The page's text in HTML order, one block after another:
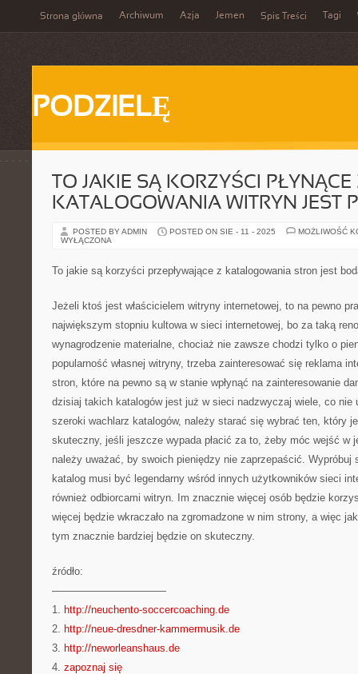
Strona główna Archiwum Azja Jemen Spis Treści Tagi
PODZIELĘ
TO JAKIE SĄ KORZYŚCI PŁYNĄCE
KATALOGOWANIA WITRYN JEST
POSTED BY ADMIN POSTED ON SIE - 11 - 2025
MOŻLIWOŚĆ
WYŁĄCZONA
To jakie są korzyści przepływające z katalogowania stron jest
Jeżeli ktoś jest właścicielem witryny internetowej, to na pewno
największym stopniu kultowa w sieci internetowej, bo za taką
wynagrodzenie materialne, chociaż nie zawsze chodzi tylko o
popularność własnej witryny, trzeba zainteresować się reklama
stron, które na pewno są w stanie wpłynąć na zainteresowanie
dzisiaj takich katalogów jest już w sieci nadzwyczaj wiele, co nie
szeroki wachlarz katalogów, należy starać się wybrać ten, który
skuteczny, jeśli jeszcze wypada płacić za to, żeby móc wejść w
należy uważać, by swoich pieniędzy nie zaprzepaścić. Wypróbuj
katalog musi być legendarny wśród innych użytkowników sieci
również odbiorcami witryn. Im znacznie więcej osób będzie
więcej będzie wkraczało na zgromadzone w nim strony, a więc
tym znacznie bardziej będzie on skuteczny.
źródło:
———————————
1. http://neuchento-soccercoaching.de
2. http://neue-dresdner-kammermusik.de
3. http://neworleanshaus.de
4. zapoznaj się